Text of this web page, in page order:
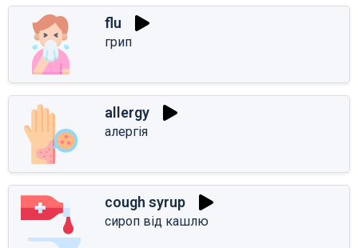
flu
грип
allergy
алергія
cough syrup
сироп від кашлю